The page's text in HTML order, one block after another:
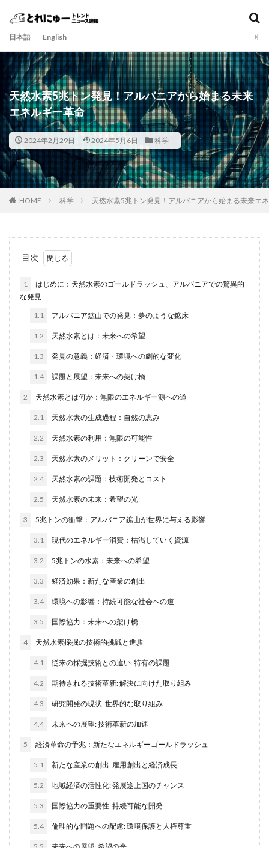
日本語 English
天然水素5兆トン発見！アルバニアから始まる未来
エネルギー革命
2024年2月29日 2024年5月6日 科学
HOME 科学 天然水素5兆トン発見！アルバニアから始まる未来エ
目次
1
はじめに：天然水素のゴールドラッシュ、アルバニアでの驚異的
な発見
1.1 アルバニア鉱山での発見：夢のような鉱床
1.2 天然水素とは：未来への希望
1.3 発見の意義：経済・環境への劇的な変化
1.4 課題と展望：未来への架け橋
2 天然水素とは何か：無限のエネルギー源への道
2.1 天然水素の生成過程：自然の恵み
2.2 天然水素の利用：無限の可能性
2.3 天然水素のメリット：クリーンで安全
2.4 天然水素の課題：技術開発とコスト
2.5 天然水素の未来：希望の光
3 5兆トンの衝撃：アルバニア鉱山が世界に与える影響
3.1 現代のエネルギー消費：枯渇していく資源
3.2 5兆トンの水素：未来への希望
3.3 経済効果：新たな産業の創出
3.4 環境への影響：持続可能な社会への道
3.5 国際協力：未来への架け橋
4 天然水素採掘の技術的挑戦と進歩
4.1 従来の採掘技術との違い: 特有の課題
4.2 期待される技術革新: 解決に向けた取り組み
4.3 研究開発の現状: 世界的な取り組み
4.4 未来への展望: 技術革新の加速
5 経済革命の予兆：新たなエネルギーゴールドラッシュ
5.1 新たな産業の創出: 雇用創出と経済成長
5.2 地域経済の活性化: 発展途上国のチャンス
5.3 国際協力の重要性: 持続可能な開発
5.4 倫理的な問題への配慮: 環境保護と人権尊重